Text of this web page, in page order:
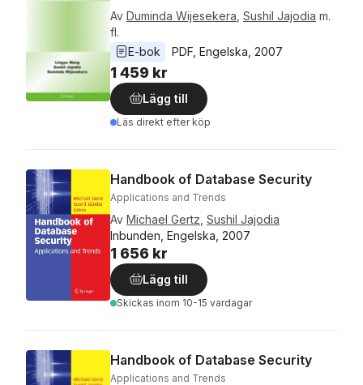
Av Duminda Wijesekera Sushil Jajodia m.
fl.
E-bok
PDF Engelska 2007
1 459 kr
Lägg till
Läs direkt efter köp
Handbook of Database Security
Applications and Trends
Av Michael Gertz Sushil Jajodia
Inbunden, Engelska, 2007
1 656 kr
Lägg till
Skickas inom 10-15 vardagar
Handbook of Database Security
Applications and Trends